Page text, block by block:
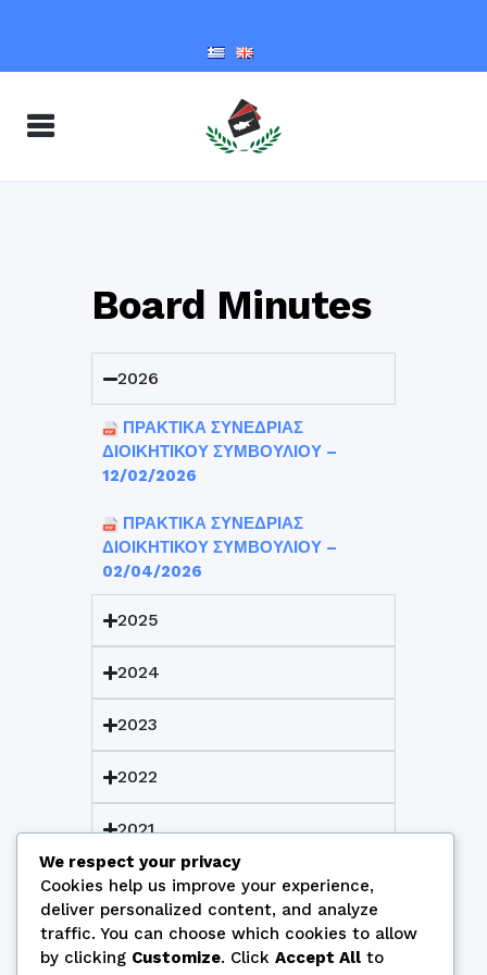
Board Minutes
2026
ΠΡΑΚΤΙΚΑ ΣΥΝΕΔΡΙΑΣ
ΔΙΟΙΚΗΤΙΚΟΥ ΣΥΜΒΟΥΛΙΟΥ –
12/02/2026
ΠΡΑΚΤΙΚΑ ΣΥΝΕΔΡΙΑΣ
ΔΙΟΙΚΗΤΙΚΟΥ ΣΥΜΒΟΥΛΙΟΥ –
02/04/2026
2025
2024
2023
2022
2021
2020
2019
We respect your privacy
Cookies help us improve your experience,
deliver personalized content, and analyze
traffic. You can choose which cookies to allow
by clicking Customize. Click Accept All to